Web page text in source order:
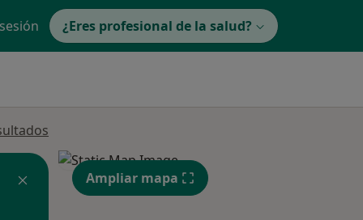
¿Eres profesional de la salud?
Ampliar mapa